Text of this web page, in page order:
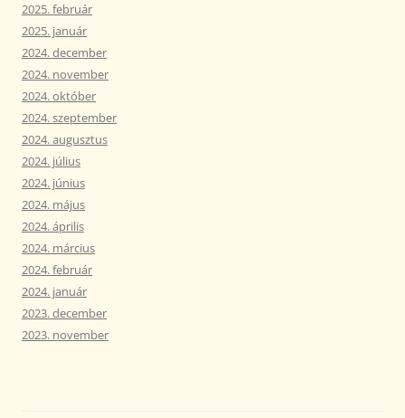
2025. február
2025. január
2024. december
2024. november
2024. október
2024. szeptember
2024. augusztus
2024. július
2024. június
2024. május
2024. április
2024. március
2024. február
2024. január
2023. december
2023. november